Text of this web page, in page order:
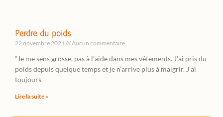
Perdre du poids
22 novembre 2021 Aucun commentaire
“Je me sens grosse, pas à l’aide dans mes vêtements. J’ai pris du
poids depuis quelque temps et je n’arrive plus à maigrir. J’ai
toujours
Lire la suite »